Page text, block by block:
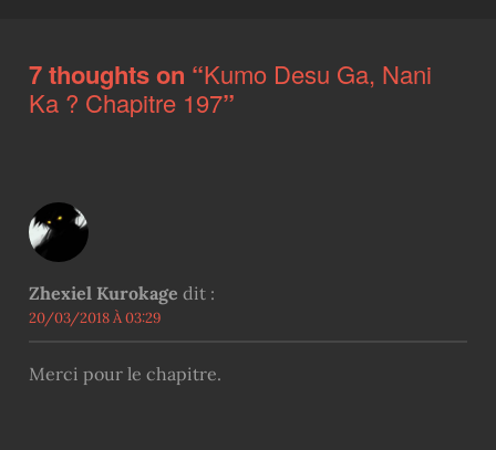
7 thoughts on “Kumo Desu Ga, Nani
Ka ? Chapitre 197”
Zhexiel Kurokage dit :
20/03/2018 À 03:29
Merci pour le chapitre.